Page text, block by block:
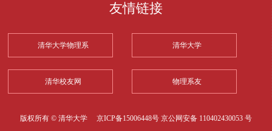
友情链接
清华大学物理系 清华大学
清华校友网 物理系友
版权所有 © 清华大学 京ICP备15006448号 京公网安备 110402430053 号